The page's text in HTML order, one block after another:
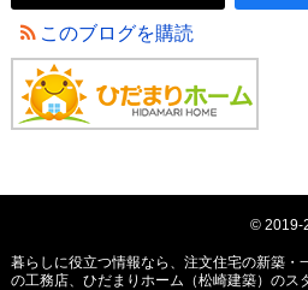
このブログを購読
© 2019-
暮らしに役立つ情報なら、 注文住宅の新築・
の工務店、ひだまりホーム（松崎建築）のス